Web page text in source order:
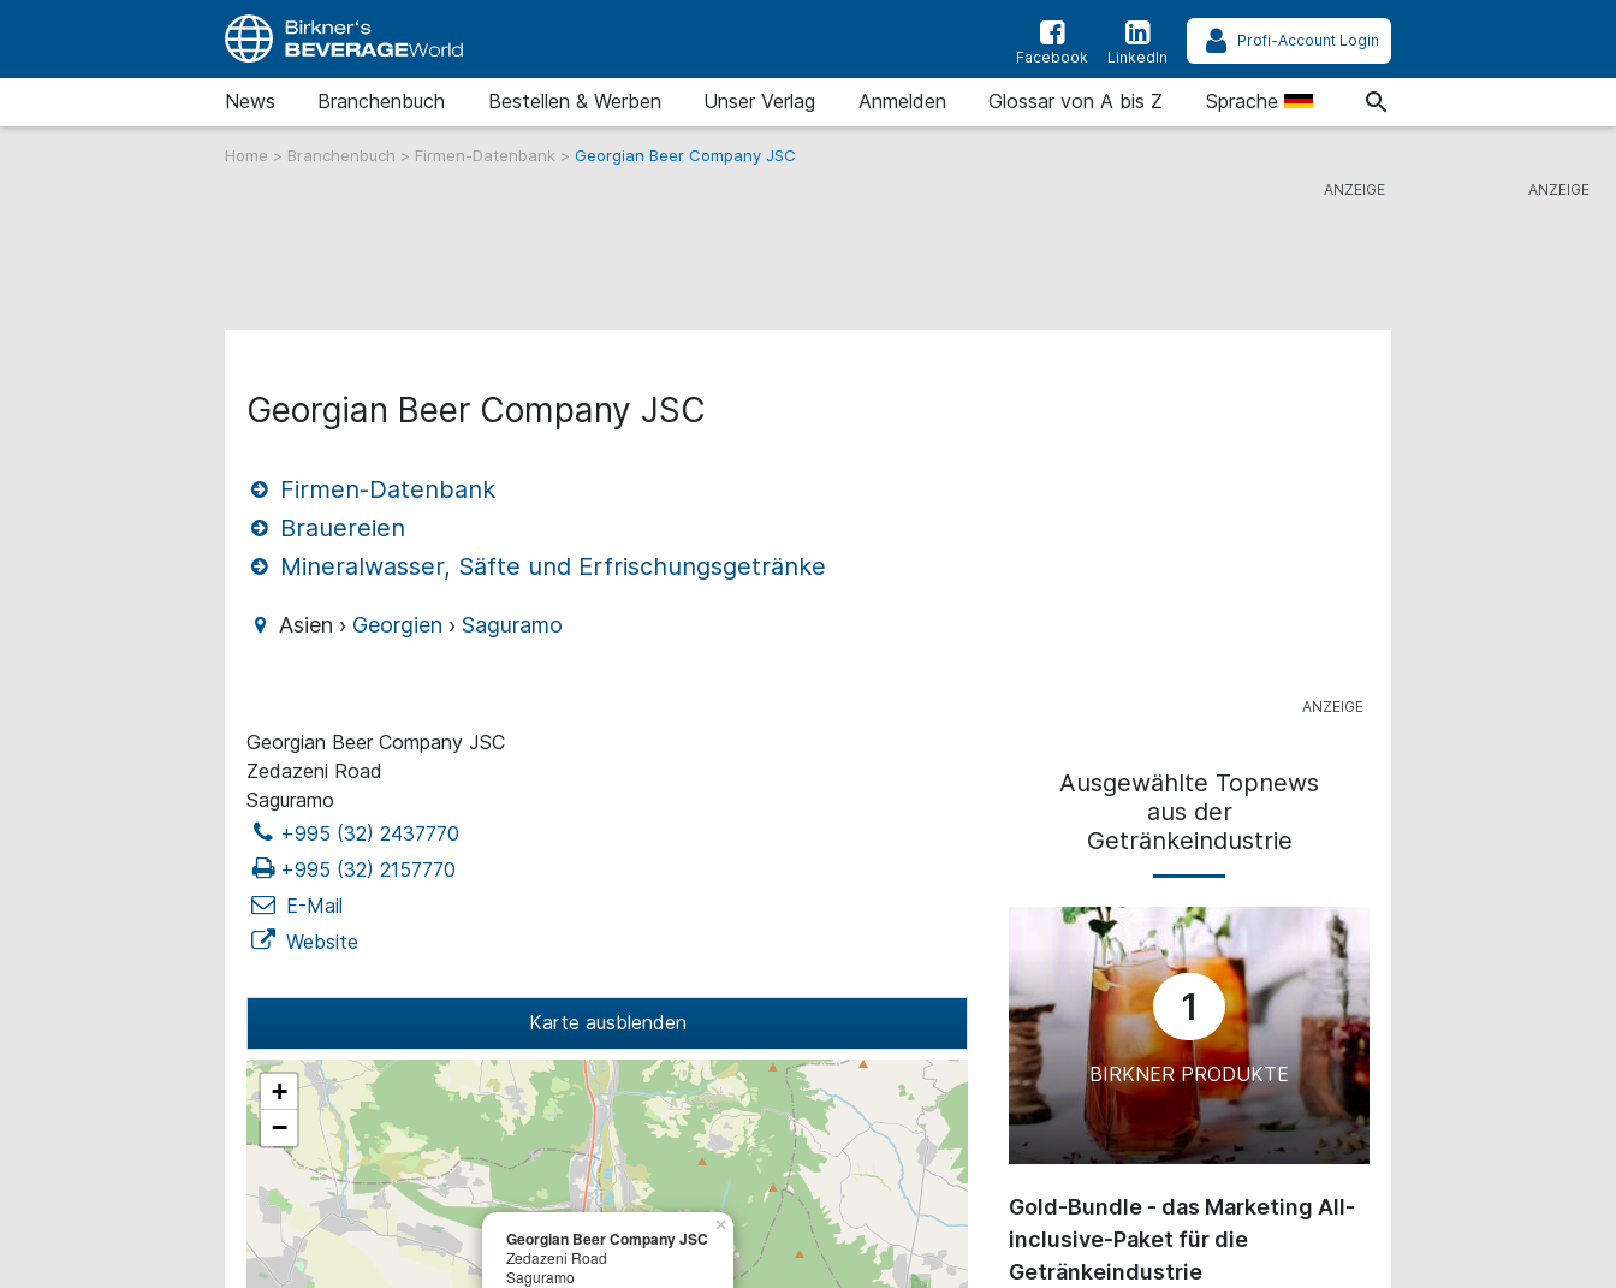
Facebook LinkedIn
Profi-Account Login
News Branchenbuch Bestellen & Werben Unser Verlag Anmelden Glossar von A bis Z Sprache
Home > Branchenbuch > Firmen-Datenbank > Georgian Beer Company JSC
Georgian Beer Company JSC
Firmen-Datenbank
Brauereien
Mineralwasser, Säfte und Erfrischungsgetränke
Asien › Georgien ›Saguramo
Georgian Beer Company JSC
Zedazeni Road
Saguramo
+995 (32) 2437770
+995 (32) 2157770
E-Mail
Website
Karte ausblenden
Georgian Beer Company JSC
Zedazeni Road
Saguramo
×
+
−
Ausgewählte Topnews
aus der
Getränkeindustrie
1
BIRKNER PRODUKTE
Gold-Bundle - das Marketing All-
inclusive-Paket für die
Getränkeindustrie